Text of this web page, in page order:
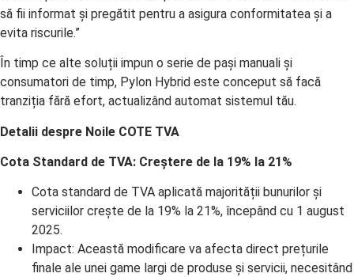
să fii informat și pregătit pentru a asigura conformitatea și a
evita riscurile.”
În timp ce alte soluții impun o serie de pași manuali și
consumatori de timp, Pylon Hybrid este conceput să facă
tranziția fără efort, actualizând automat sistemul tău.
Detalii despre Noile COTE TVA
Cota Standard de TVA: Creștere de la 19% la 21%
Cota standard de TVA aplicată majorității bunurilor și
serviciilor crește de la 19% la 21%, începând cu 1 august
2025.
Impact: Această modificare va afecta direct prețurile
finale ale unei game largi de produse și servicii, necesitând